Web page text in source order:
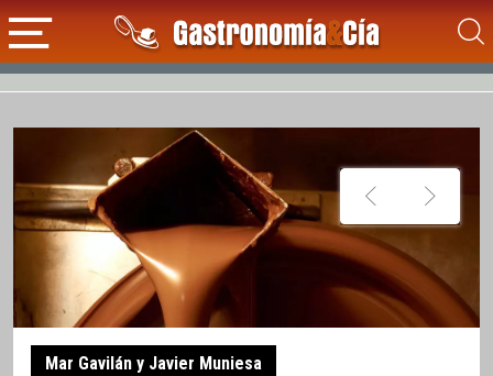
Mar Gavilán y Javier Muniesa